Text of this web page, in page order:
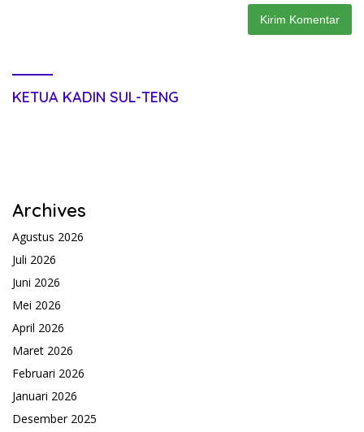
KETUA KADIN SUL-TENG
Archives
Agustus 2026
Juli 2026
Juni 2026
Mei 2026
April 2026
Maret 2026
Februari 2026
Januari 2026
Desember 2025